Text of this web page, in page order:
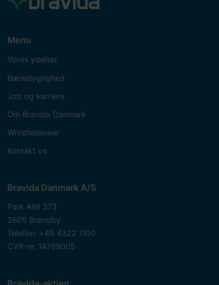
Menu
Vores ydelser
Bæredygtighed
Job og karriere
Om Bravida Danmark
Whistleblower
Kontakt os
Bravida Danmark A/S
Park Allé 373
2605 Brøndby
Telefon: +45 4322 1100
CVR-nr. 14769005